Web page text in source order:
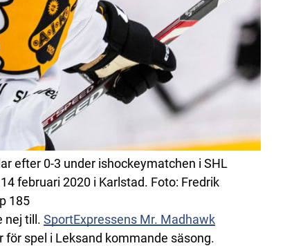
efter 0-3 under ishockeymatchen i SHL
februari 2020 i Karlstad. Foto: Fredrik
185
nej till. SportExpressens Mr. Madhawk
spel i Leksand kommande säsong.